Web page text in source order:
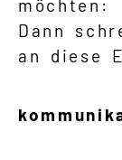
möchten:
Dann
an diese